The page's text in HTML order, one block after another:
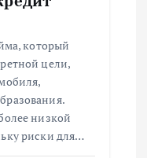
который
цели,
низкой
риски для…